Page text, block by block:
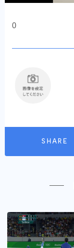
0
SHARE